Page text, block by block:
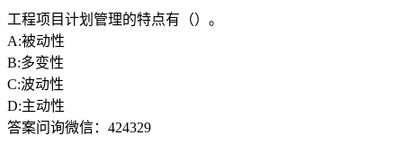
工程项目计划管理的特点有（）。
A:被动性
B:多变性
C:波动性
D:主动性
答案问询微信：424329